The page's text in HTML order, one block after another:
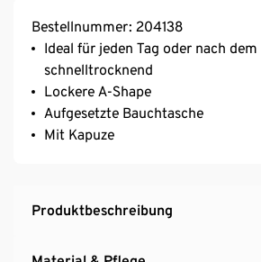
Bestellnummer: 204138
Ideal für jeden Tag oder nach dem
schnelltrocknend
Lockere A-Shape
Aufgesetzte Bauchtasche
Mit Kapuze
Produktbeschreibung